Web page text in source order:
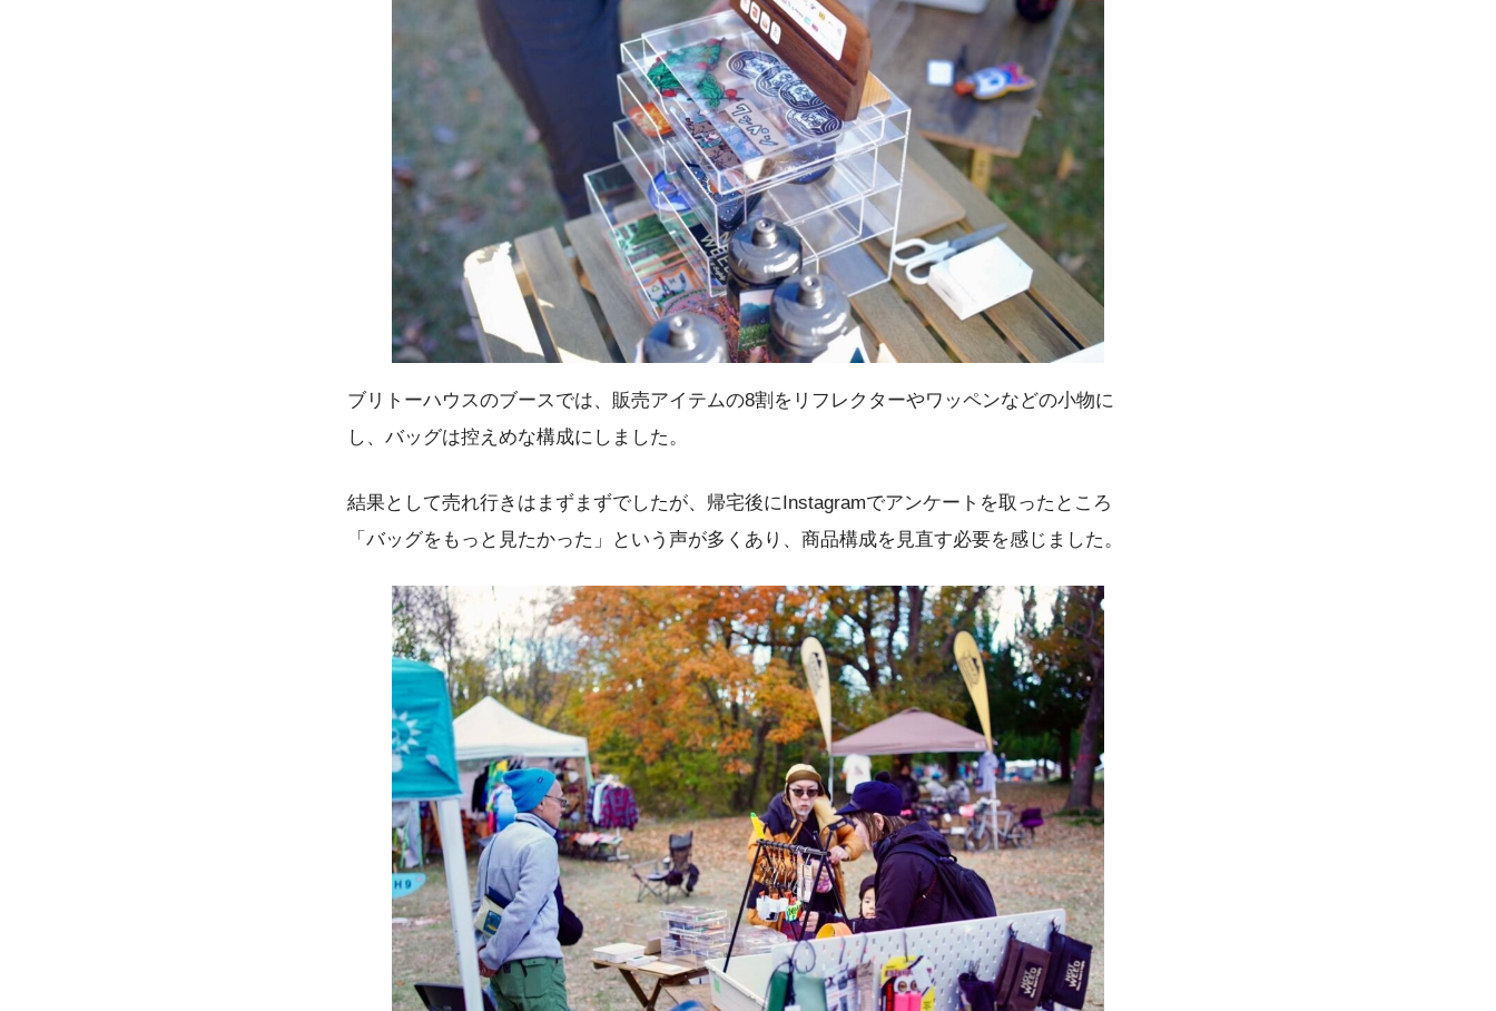
ブリトーハウスのブースでは、販売アイテムの8割をリフレクターやワッペンなどの小物に
し、バッグは控えめな構成にしました。
結果として売れ行きはまずまずでしたが、帰宅後にInstagramでアンケートを取ったところ
「バッグをもっと見たかった」という声が多くあり、商品構成を見直す必要を感じました。